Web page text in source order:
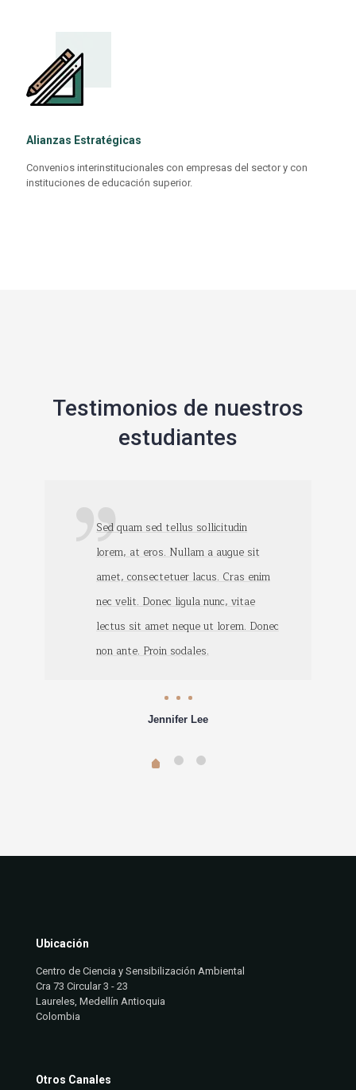
Alianzas Estratégicas
Convenios interinstitucionales con empresas del sector y con
instituciones de educación superior.
Testimonios de nuestros
estudiantes
Sed quam sed tellus sollicitudin
lorem, at eros. Nullam a augue sit
amet, consectetuer lacus. Cras enim
nec velit. Donec ligula nunc, vitae
lectus sit amet neque ut lorem. Donec
non ante. Proin sodales.
Jennifer Lee
Ubicación
Centro de Ciencia y Sensibilización Ambiental
Cra 73 Circular 3 - 23
Laureles, Medellín Antioquia
Colombia
Otros Canales